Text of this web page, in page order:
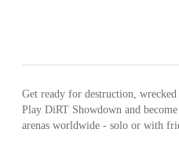
Get ready for destruction, wrecked
Play DiRT Showdown and
arenas worldwide - solo or with